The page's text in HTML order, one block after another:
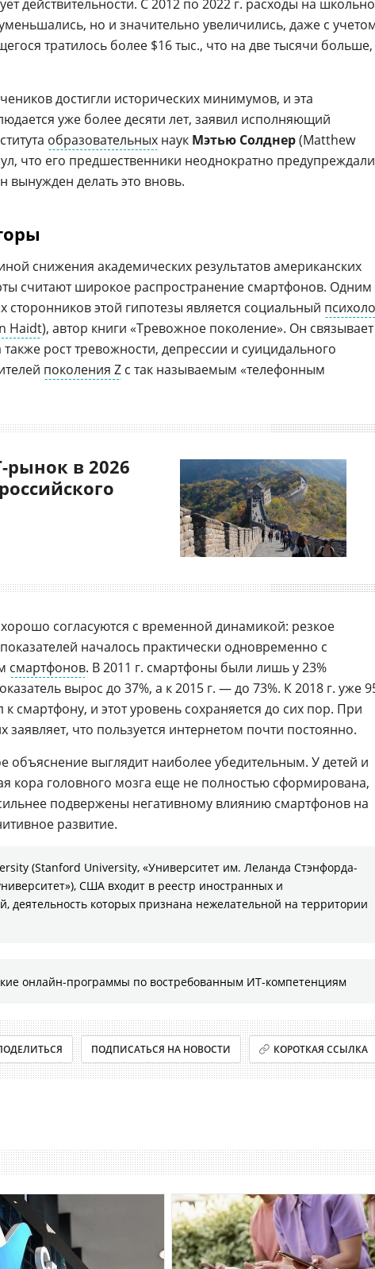
действительности. С 2012 по 2022 г. расходы на
но и значительно увеличились, даже с
тратилось более $16 тыс., что на две тысячи больше,
достигли исторических минимумов, и эта
уже более десяти лет, заявил исполняющий
образовательных наук Мэтью Солднер(Matthew
что его предшественники неоднократно
вынужден делать это вновь.
снижения академических результатов американских
считают широкое распространение смартфонов. Одним
сторонников этой гипотезы является социальный
Haidt), автор книги «Тревожное поколение». Он связывает
рост тревожности, депрессии и суицидального
поколения Z с так называемым «телефонным
в 2026
согласуются с временной динамикой: резкое
началось практически одновременно с
смартфонов. В 2011 г. смартфоны были лишь у 23%
вырос до 37%, а к 2015 г. — до 73%. К 2018 г. уже
к смартфону, и этот уровень сохраняется до сих пор. При
заявляет, что пользуется интернетом почти постоянно.
объяснение выглядит наиболее убедительным. У детей и
кора головного мозга еще не полностью сформирована,
подвержены негативному влиянию смартфонов на
развитие.
(Stanford University, «Университет им. Леланда Стэнфорда-
США входит в реестр иностранных и
деятельность которых признана нежелательной на территории
онлайн-программы по востребованным ИТ-компетенциям
ПОДПИСАТЬСЯ НА НОВОСТИ КОРОТКАЯ ССЫЛКА